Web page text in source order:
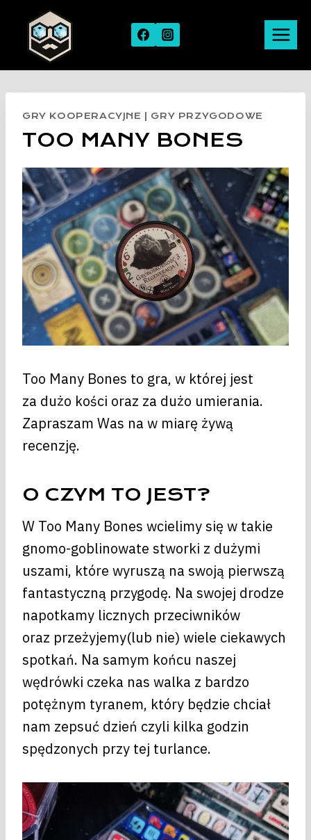
content
GRY KOOPERACYJNE GRY PRZYGODOWE
TOO MANY BONES
Too Many Bones to gra, w której jest
za dużo kości oraz za dużo umierania.
Zapraszam Was na w miarę żywą
recenzję.
O CZYM TO JEST?
W Too Many Bones wcielimy się w takie
gnomo-goblinowate stworki z dużymi
uszami, które wyruszą na swoją pierwszą
fantastyczną przygodę. Na swojej drodze
napotkamy licznych przeciwników
oraz przeżyjemy(lub nie) wiele ciekawych
spotkań. Na samym końcu naszej
wędrówki czeka nas walka z bardzo
potężnym tyranem, który będzie chciał
nam zepsuć dzień czyli kilka godzin
spędzonych przy tej turlance.